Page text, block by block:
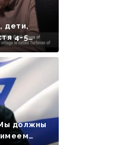
дети,
4-5
должны